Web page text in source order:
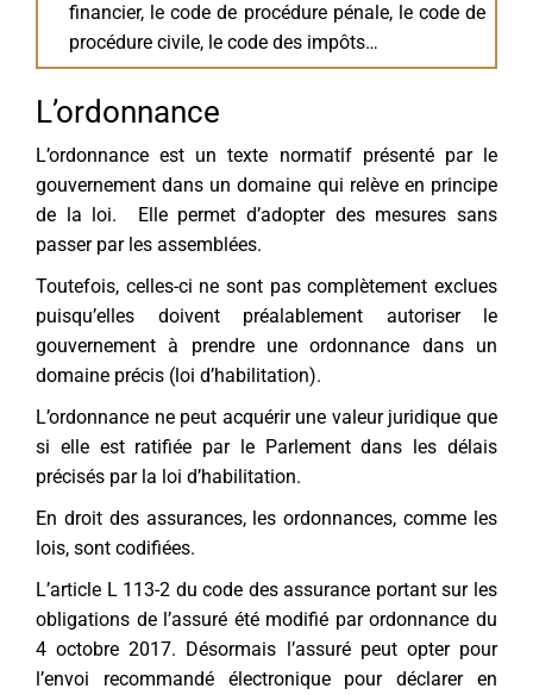
financier, le code de procédure pénale, le code de
procédure civile, le code des impôts…
L’ordonnance
L’ordonnance est un texte normatif présenté par le
gouvernement dans un domaine qui relève en principe
de la loi. Elle permet d’adopter des mesures sans
passer par les assemblées.
Toutefois, celles-ci ne sont pas complètement exclues
puisqu’elles doivent préalablement autoriser le
gouvernement à prendre une ordonnance dans un
domaine précis (loi d’habilitation).
L’ordonnance ne peut acquérir une valeur juridique que
si elle est ratifiée par le Parlement dans les délais
précisés par la loi d’habilitation.
En droit des assurances, les ordonnances, comme les
lois, sont codifiées.
L’article L 113-2 du code des assurance portant sur les
obligations de l’assuré été modifié par ordonnance du
4 octobre 2017. Désormais l’assuré peut opter pour
l’envoi recommandé électronique pour déclarer en